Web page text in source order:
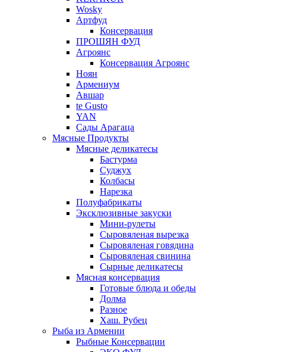
Wosky
Артфуд
Консервация
ПРОШЯН ФУД
Агроянс
Консервация Агроянс
Ноян
Армениум
Авшар
te Gusto
YAN
Сады Арагаца
Мясные Продукты
Мясные деликатесы
Бастурма
Суджух
Колбасы
Нарезка
Полуфабрикаты
Эксклюзивные закуски
Мини-рулеты
Сыровяленая вырезка
Сыровяленая говядина
Сыровяленая свинина
Сырные деликатесы
Мясная консервация
Готовые блюда и обеды
Долма
Разное
Хаш. Рубец
Рыба из Армении
Рыбные Консервации